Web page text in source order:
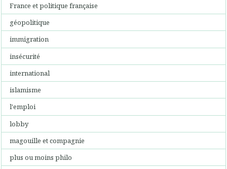
France et politique française
géopolitique
immigration
insécurité
international
islamisme
l'emploi
lobby
magouille et compagnie
plus ou moins philo